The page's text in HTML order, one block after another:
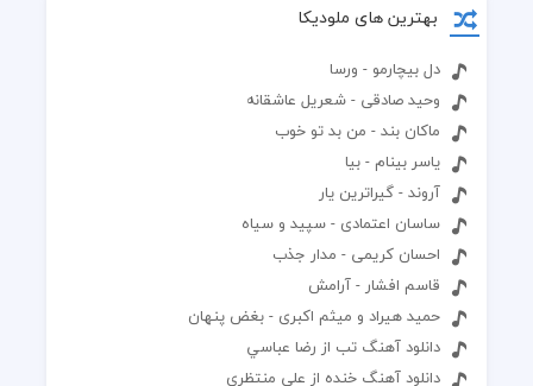
بهترین های ملودیکا
دل بیچارمو - ورسا
وحید صادقی - شعریل عاشقانه
ماکان بند - من بد تو خوب
یاسر بینام - بیا
آروند - گیراترین یار
ساسان اعتمادی - سپید و سیاه
احسان کریمی - مدار جذب
قاسم افشار - آرامش
حمید هیراد و میثم اکبری - بغض پنهان
دانلود آهنگ تب از رضا عباسي
دانلود آهنگ خنده از علی منتظری